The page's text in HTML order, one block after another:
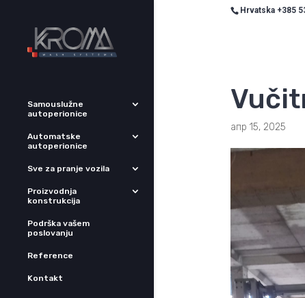
Hrvatska +385
Samouslužne
autoperionice
Automatske
autoperionice
Sve za pranje vozila
Proizvodnja
konstrukcija
Podrška vašem
poslovanju
Reference
Kontakt
апр 15, 2025